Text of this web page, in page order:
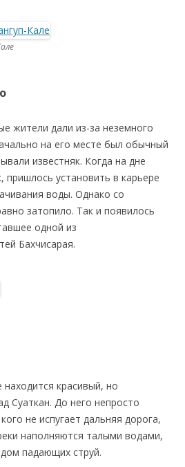
жители дали из-за неземного
на его месте был обычный
известняк. Когда на дне
пришлось установить в карьере
воды. Однако со
затопило. Так и появилось
одной из
Бахчисарая.
красивый, но
Суаткан. До него непросто
не испугает дальняя дорога,
наполняются талыми водами,
падающих струй.